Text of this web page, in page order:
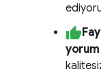
yorum